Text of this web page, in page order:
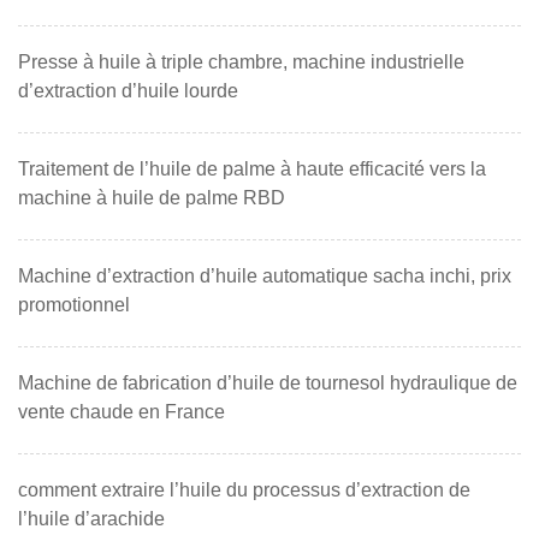
Presse à huile à triple chambre, machine industrielle
d’extraction d’huile lourde
Traitement de l’huile de palme à haute efficacité vers la
machine à huile de palme RBD
Machine d’extraction d’huile automatique sacha inchi, prix
promotionnel
Machine de fabrication d’huile de tournesol hydraulique de
vente chaude en France
comment extraire l’huile du processus d’extraction de
l’huile d’arachide